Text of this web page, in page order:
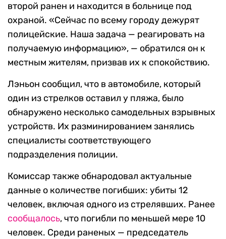
второй ранен и находится в больнице под
охраной. «Сейчас по всему городу дежурят
полицейские. Наша задача — реагировать на
получаемую информацию», — обратился он к
местным жителям, призвав их к спокойствию.
Лэньон сообщил, что в автомобиле, который
один из стрелков оставил у пляжа, было
обнаружено несколько самодельных взрывных
устройств. Их разминированием занялись
специалисты соответствующего
подразделения полиции.
Комиссар также обнародовал актуальные
данные о количестве погибших: убиты 12
человек, включая одного из стрелявших. Ранее
сообщалось, что погибли по меньшей мере 10
человек. Среди раненых — председатель